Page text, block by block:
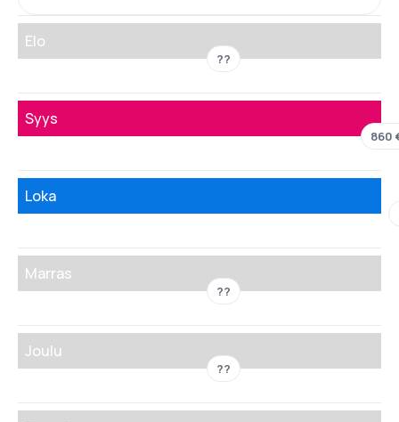
Elo
??
Syys
860
Loka
Marras
??
Joulu
??